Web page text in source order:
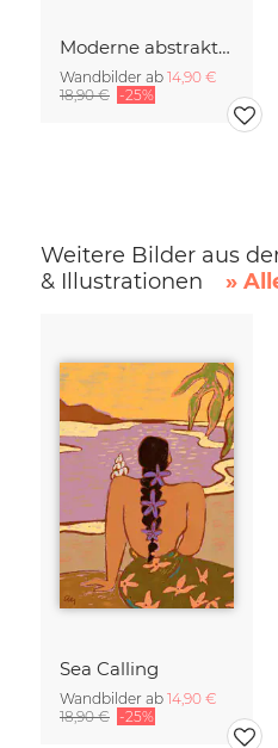
Moderne abstrakte Kunst
Wandbilder ab 14,90 €
18,90 € -25%
Weitere Bilder aus
& Illustrationen
»
Sea Calling
Wandbilder ab 14,90 €
18,90 € -25%